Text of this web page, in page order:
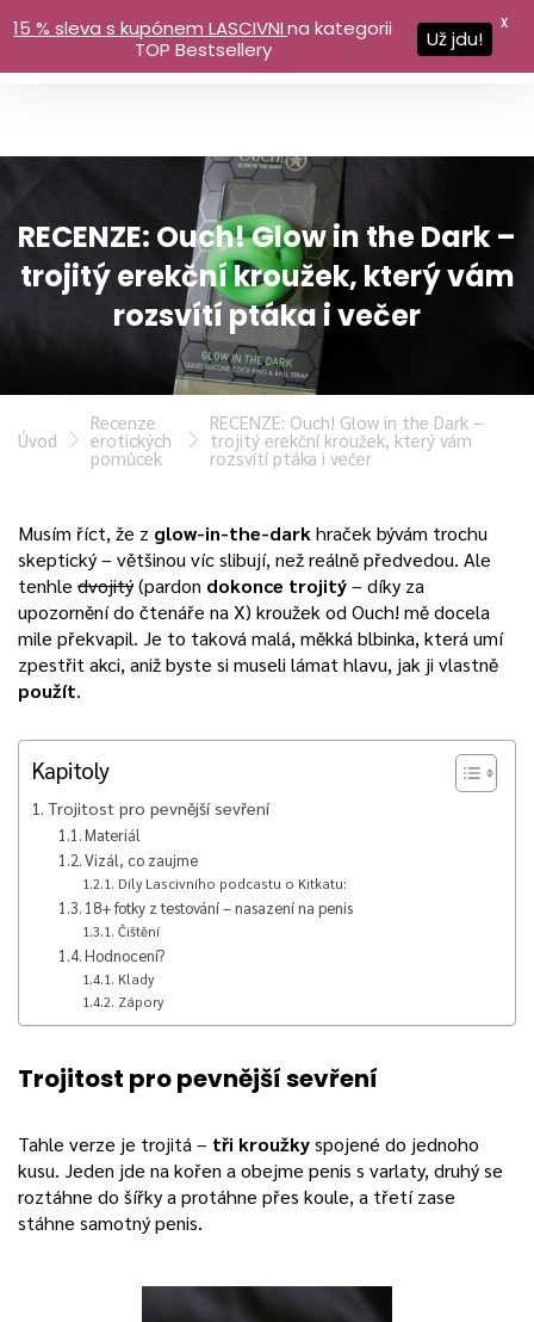
RECENZE: Ouch! Glow in the Dark –
trojitý erekční kroužek, který vám
rozsvítí ptáka i večer
Úvod
Recenze
erotických
pomůcek
RECENZE: Ouch! Glow in the Dark –
trojitý erekční kroužek, který vám
rozsvítí ptáka i večer
Musím říct, že z glow-in-the-dark hraček bývám trochu
skeptický – většinou víc slibují, než reálně předvedou. Ale
tenhle dvojitý(pardon dokonce trojitý– díky za
upozornění do čtenáře na X) kroužek od Ouch! mě docela
mile překvapil. Je to taková malá, měkká blbinka, která umí
zpestřit akci, aniž byste si museli lámat hlavu, jak ji vlastně
použít.
Kapitoly
Trojitost pro pevnější sevření
Materiál
Vizál, co zaujme
Díly Lascivního podcastu o Kitkatu:
18+ fotky z testování – nasazení na penis
Čištění
Hodnocení?
Klady
Zápory
Trojitost pro pevnější sevření
Tahle verze je trojitá – tři kroužkyspojené do jednoho
kusu. Jeden jde na kořen a obejme penis s varlaty, druhý se
roztáhne do šířky a protáhne přes koule, a třetí zase
stáhne samotný penis.
15 % sleva s kupónem LASCIVNIna kategorii
TOP Bestsellery
Už jdu!
X